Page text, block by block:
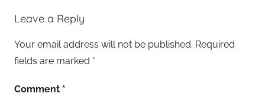
y
a
n
i
Leave a Reply
Your email address will not be published. Required
fields are marked *
Comment *